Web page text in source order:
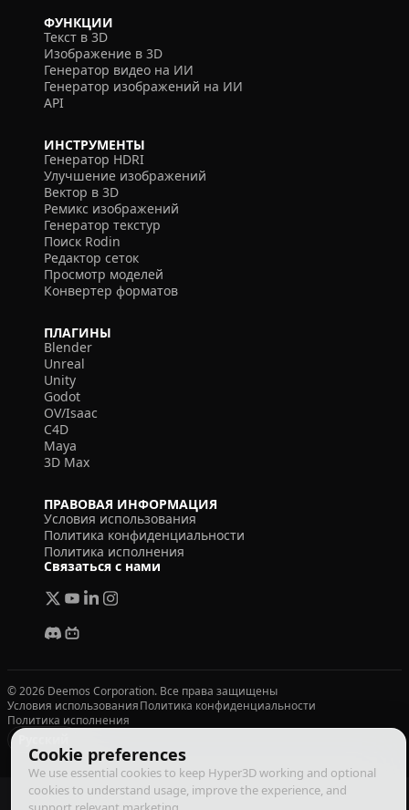
Cookie preferences
We use essential cookies to keep Hyper3D working and optional
cookies to understand usage, improve the experience, and
ФУНКЦИИ
Текст в 3D
Изображение в 3D
Генератор видео на ИИ
Генератор изображений на ИИ
API
ИНСТРУМЕНТЫ
Генератор HDRI
Улучшение изображений
Вектор в 3D
Ремикс изображений
Генератор текстур
Поиск Rodin
Редактор сеток
Просмотр моделей
Конвертер форматов
ПЛАГИНЫ
Blender
Unreal
Unity
Godot
OV/Isaac
C4D
Maya
3D Max
ПРАВОВАЯ ИНФОРМАЦИЯ
Условия использования
Политика конфиденциальности
Политика исполнения
Связаться с нами
© 2026 Deemos Corporation. Все права защищены
Условия использованияПолитика конфиденциальности
Политика исполнения